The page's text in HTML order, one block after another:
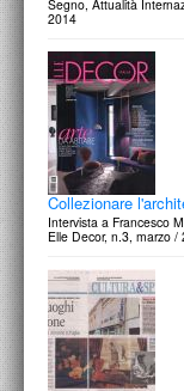
Segno, Attualità
2014
Collezionare
Intervista a Francesco
Elle Decor, n.3, marzo /